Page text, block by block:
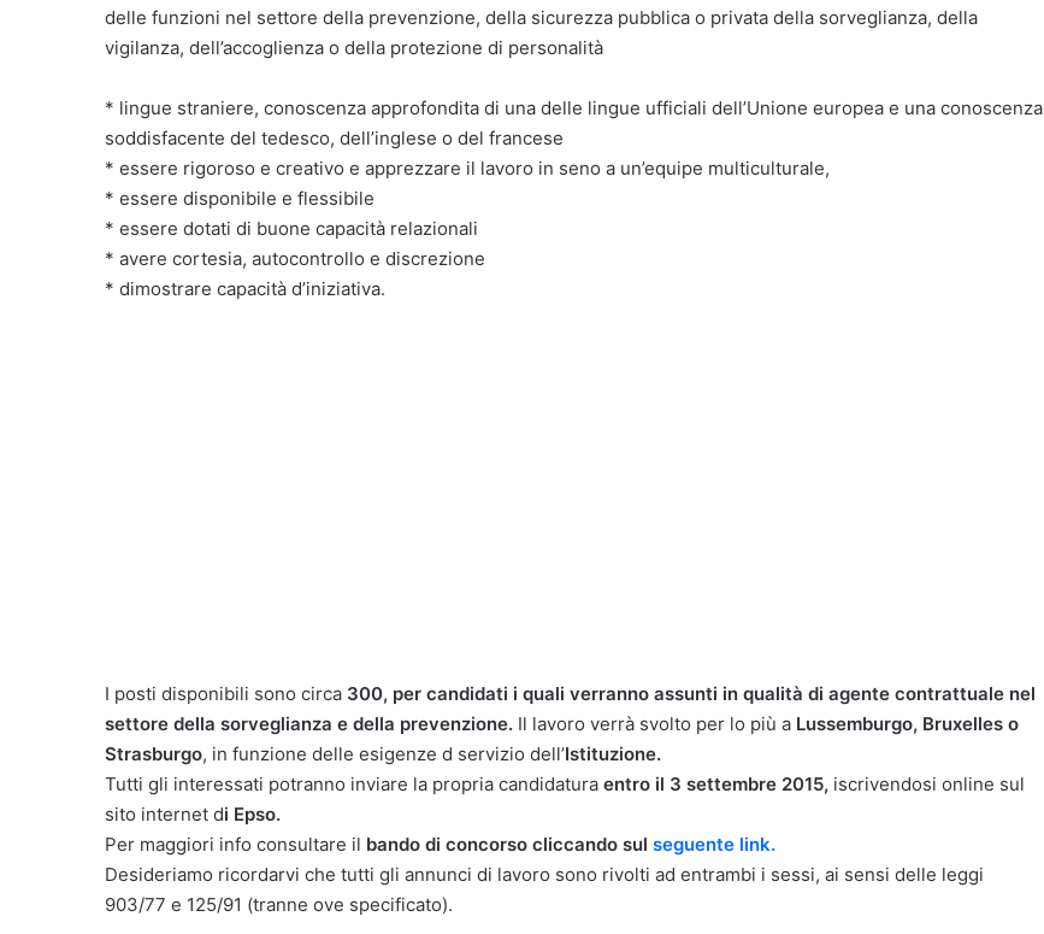
delle funzioni nel settore della prevenzione, della sicurezza pubblica o privata della sorveglianza, della
vigilanza, dell’accoglienza o della protezione di personalità
* lingue straniere, conoscenza approfondita di una delle lingue ufficiali dell’Unione europea e una conoscenza
soddisfacente del tedesco, dell’inglese o del francese
* essere rigoroso e creativo e apprezzare il lavoro in seno a un’equipe multiculturale,
* essere disponibile e flessibile
* essere dotati di buone capacità relazionali
* avere cortesia, autocontrollo e discrezione
* dimostrare capacità d’iniziativa.
I posti disponibili sono circa 300, per candidati i quali verranno assunti in qualità di agente contrattuale nel
settore della sorveglianza e della prevenzione. Il lavoro verrà svolto per lo più a Lussemburgo, Bruxelles o
Strasburgo, in funzione delle esigenze d servizio dell’Istituzione.
Tutti gli interessati potranno inviare la propria candidatura entro il 3 settembre 2015, iscrivendosi online sul
sito internet di Epso.
Per maggiori info consultare il bando di concorso cliccando sul seguente link.
Desideriamo ricordarvi che tutti gli annunci di lavoro sono rivolti ad entrambi i sessi, ai sensi delle leggi
903/77 e 125/91 (tranne ove specificato).